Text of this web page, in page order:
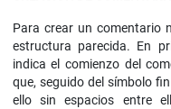
Para crear un comentario
estructura parecida. En
indica el comienzo del
que, seguido del símbolo
ello sin espacios entre